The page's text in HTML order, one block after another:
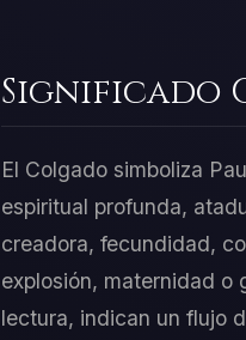
Significado
El Colgado simboliza
espiritual profunda,
creadora, fecundidad,
explosión, maternidad o
lectura, indican un flujo